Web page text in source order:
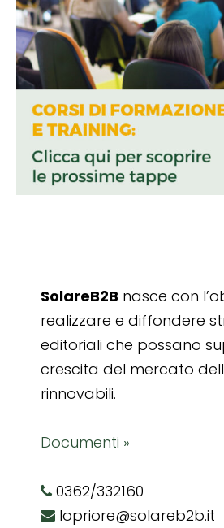
SolareB2B nasce con
realizzare e diffondere
editoriali che possano
crescita del mercato
rinnovabili.
Documenti »
0362/332160
lopriore@solareb2b.it